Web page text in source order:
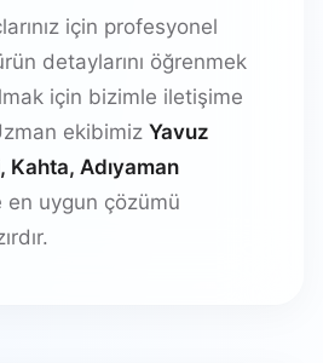
için profesyonel
detaylarını öğrenmek
için bizimle iletişime
ekibimiz Yavuz
Kahta, Adıyaman
uygun çözümü